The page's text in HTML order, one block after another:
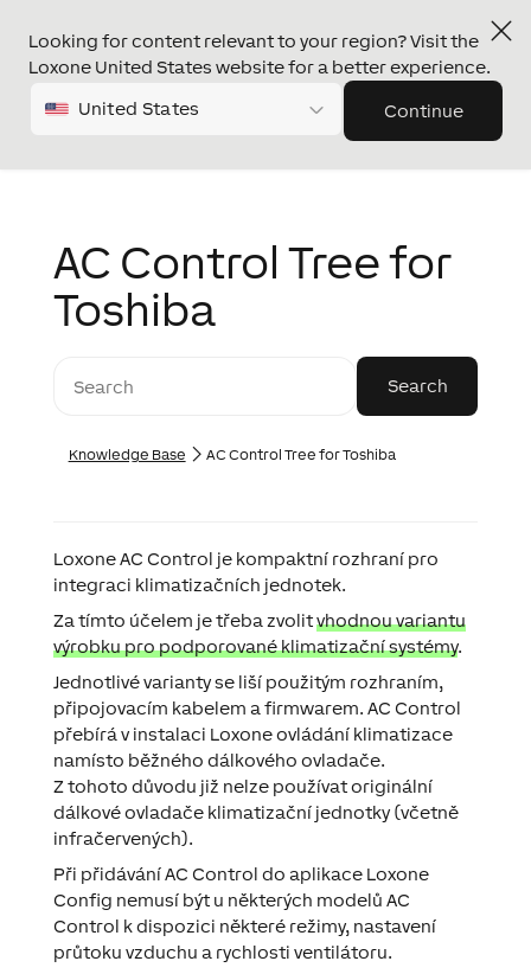
Looking for content relevant to your region? Visit the
Loxone United States website for a better experience.
United States Continue
AC Control Tree for
Toshiba
Knowledge Base AC Control Tree for Toshiba
Loxone AC Control je kompaktní rozhraní pro
integraci klimatizačních jednotek.
Za tímto účelem je třeba zvolitvhodnou variantu
výrobku pro podporované klimatizační systémy.
Jednotlivé varianty se liší použitým rozhraním,
připojovacím kabelem a firmwarem. AC Control
přebírá v instalaci Loxone ovládání klimatizace
namísto běžného dálkového ovladače.
Z tohoto důvodu již nelze používat originální
dálkové ovladače klimatizační jednotky (včetně
infračervených).
Při přidávání AC Control do aplikace Loxone
Config nemusí být u některých modelů AC
Control k dispozici některé režimy, nastavení
průtoku vzduchu a rychlosti ventilátoru.